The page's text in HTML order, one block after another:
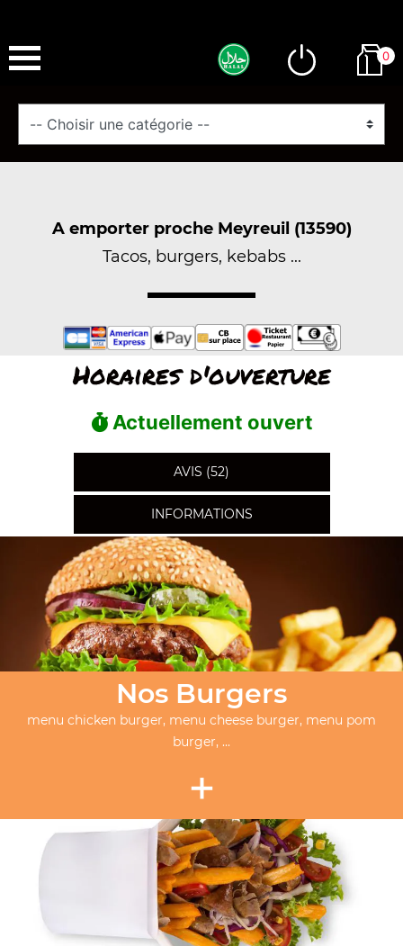
0
A emporter proche Meyreuil (13590)
Tacos, burgers, kebabs ...
Horaires d'ouverture
Actuellement ouvert
AVIS (52)
INFORMATIONS
Nos Burgers
menu chicken burger, menu cheese burger, menu pom
burger, ...
+